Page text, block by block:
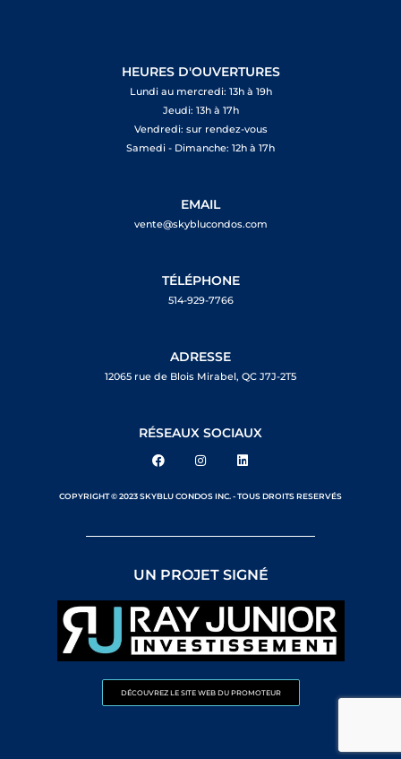
HEURES D'OUVERTURES
Lundi au mercredi: 13h à 19h
Jeudi: 13h à 17h
Vendredi: sur rendez-vous
Samedi - Dimanche: 12h à 17h
EMAIL
vente@skyblucondos.com
TÉLÉPHONE
514-929-7766
ADRESSE
12065 rue de Blois Mirabel, QC J7J-2T5
RÉSEAUX SOCIAUX
COPYRIGHT © 2023 SKYBLU CONDOS INC. - TOUS DROITS RESERVÉS
UN PROJET SIGNÉ
DÉCOUVREZ LE SITE WEB DU PROMOTEUR